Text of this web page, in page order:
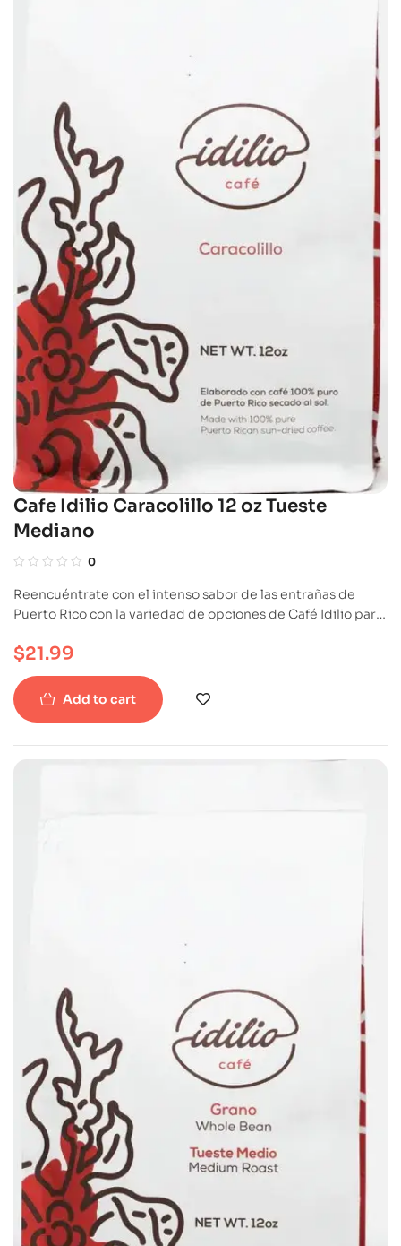
Cafe Idilio Caracolillo 12 oz Tueste
Mediano
0
Reencuéntrate con el intenso sabor de las entrañas de
Puerto Rico con la variedad de opciones de Café Idilio para
importante en tu vida y que, como tú, siente pasión por el
café.
$21.99
Add to cart